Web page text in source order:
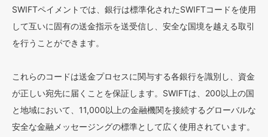
SWIFTペイメントでは、銀行は標準化されたSWIFTコードを使用
して互いに固有の送金指示を送受信し、安全な国境を越える取引
を行うことができます。
これらのコードは送金プロセスに関与する各銀行を識別し、資金
が正しい宛先に届くことを保証します。SWIFTは、200以上の国
と地域において、11,000以上の金融機関を接続するグローバルな
安全な金融メッセージングの標準として広く使用されています。